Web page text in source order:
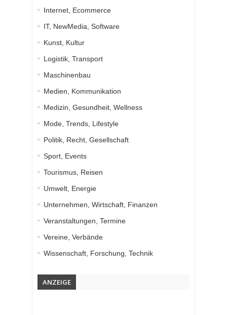
Internet, Ecommerce
IT, NewMedia, Software
Kunst, Kultur
Logistik, Transport
Maschinenbau
Medien, Kommunikation
Medizin, Gesundheit, Wellness
Mode, Trends, Lifestyle
Politik, Recht, Gesellschaft
Sport, Events
Tourismus, Reisen
Umwelt, Energie
Unternehmen, Wirtschaft, Finanzen
Veranstaltungen, Termine
Vereine, Verbände
Wissenschaft, Forschung, Technik
ANZEIGE